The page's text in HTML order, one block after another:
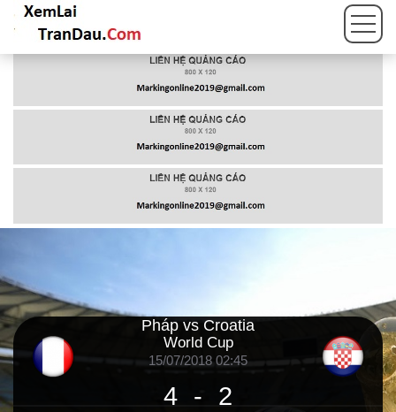
Pháp vs Croatia
World Cup
15/07/2018 02:45
4 - 2